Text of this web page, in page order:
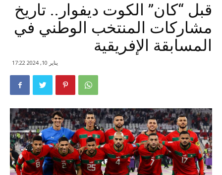
قبل “كان” الكوت ديفوار.. تاريخ
مشاركات المنتخب الوطني في
المسابقة الإفريقية
يناير 10, 2024 17:22